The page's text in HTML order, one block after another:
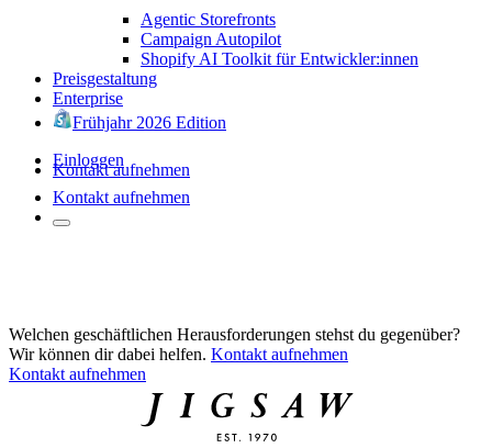
Agentic Storefronts
Campaign Autopilot
Shopify AI Toolkit für Entwickler:innen
Preisgestaltung
Enterprise
Frühjahr 2026 Edition
Einloggen
Kontakt aufnehmen
Kontakt aufnehmen
Welchen geschäftlichen Herausforderungen stehst du gegenüber?
Wir können dir dabei helfen. Kontakt aufnehmen
Kontakt aufnehmen